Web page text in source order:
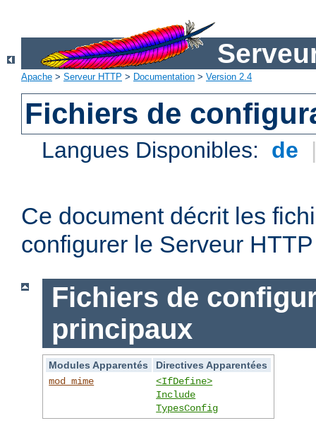
Apache > Serveur HTTP > Documentation > Version 2.4
Fichiers de
Langues Disponibles: de
Ce document décrit les
configurer le Serveur
Fichiers de
principaux
Modules Apparentés
Directives Apparentées
mod_mime
<IfDefine>
Include
TypesConfig